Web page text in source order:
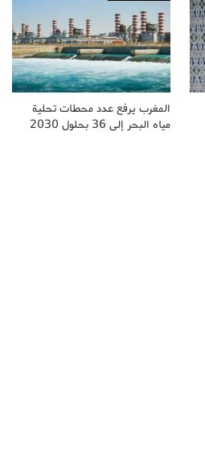
المغرب يرفع عدد محطات تحلية
مياه البحر إلى 36 بحلول 2030